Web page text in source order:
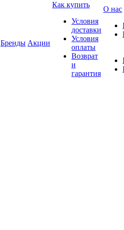
Бренды Акции
Как купить
Условия
доставки
Условия
оплаты
Возврат
и
гарантия
О нас